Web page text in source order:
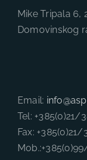
Mike Tripala 6,
Domovinskog
Email:
Tel: +385(0)21/
Fax: